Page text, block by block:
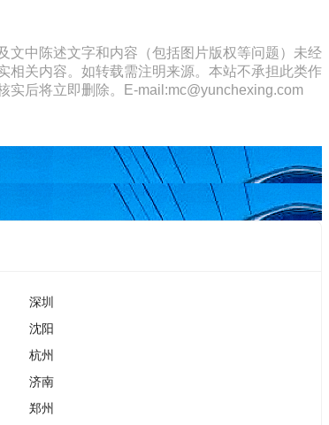
文中陈述文字和内容（包括图片版权等问题）未经
相关内容。如转载需注明来源。本站不承担此类作
实后将立即删除。E-mail:mc@yunchexing.com
深圳
沈阳
杭州
济南
郑州